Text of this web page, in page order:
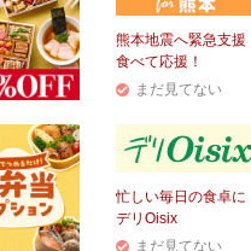
熊本地震へ緊急支援
食べて応援！
まだ見てない
忙しい毎日の食卓に
デリOisix
まだ見てない